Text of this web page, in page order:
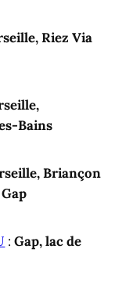
Riez Via
Bains
Briançon
:Gap, lac de